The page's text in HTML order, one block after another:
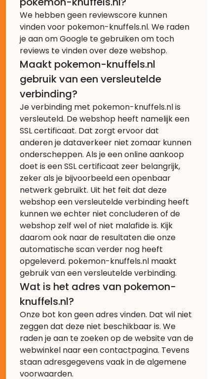
We hebben geen reviewscore kunnen
vinden voor pokemon-knuffels.nl. We raden
je aan om Google te gebruiken om toch
reviews te vinden over deze webshop.
Maakt pokemon-knuffels.nl
gebruik van een versleutelde
verbinding?
Je verbinding met pokemon-knuffels.nl is
versleuteld. De webshop heeft namelijk een
SSL certificaat. Dat zorgt ervoor dat
anderen je dataverkeer niet zomaar kunnen
onderscheppen. Als je een online aankoop
doet is een SSL certificaat zeer belangrijk,
zeker als je bijvoorbeeld een openbaar
netwerk gebruikt. Uit het feit dat deze
webshop een versleutelde verbinding heeft
kunnen we echter niet concluderen of de
webshop zelf wel of niet malafide is. Kijk
daarom ook naar de resultaten die onze
automatische scan verder nog heeft
opgeleverd. pokemon-knuffels.nl maakt
gebruik van een versleutelde verbinding.
Wat is het adres van pokemon-
knuffels.nl?
Onze bot kon geen adres vinden. Dat wil niet
zeggen dat deze niet beschikbaar is. We
raden je aan te zoeken op de website van de
webwinkel naar een contactpagina. Tevens
staan adresgegevens vaak in de algemene
voorwaarden.